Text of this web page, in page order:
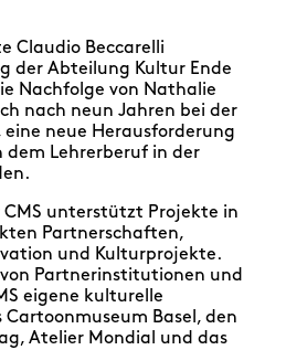
Claudio Beccarelli
der Abteilung Kultur Ende
Nachfolge von Nathalie
nach neun Jahren bei der
neue Herausforderung
dem Lehrerberuf in der
CMS unterstützt Projekte in
Partnerschaften,
und Kulturprojekte.
Partnerinstitutionen und
eigene kulturelle
Cartoonmuseum Basel, den
Atelier Mondial und das